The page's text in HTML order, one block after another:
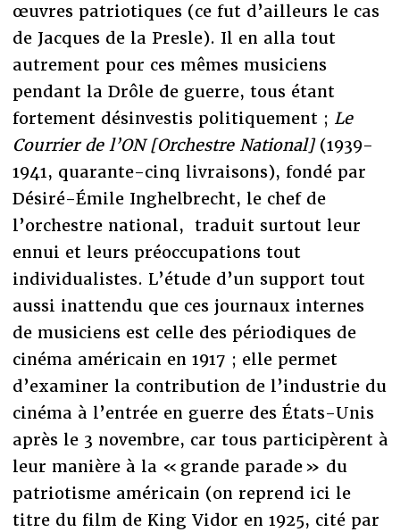
œuvres patriotiques (ce fut d’ailleurs le cas
de Jacques de la Presle). Il en alla tout
autrement pour ces mêmes musiciens
pendant la Drôle de guerre, tous étant
fortement désinvestis politiquement ; Le
Courrier de l’ON [Orchestre National](1939-
1941, quarante-cinq livraisons), fondé par
Désiré-Émile Inghelbrecht, le chef de
l’orchestre national, traduit surtout leur
ennui et leurs préoccupations tout
individualistes. L’étude d’un support tout
aussi inattendu que ces journaux internes
de musiciens est celle des périodiques de
cinéma américain en 1917 ; elle permet
d’examiner la contribution de l’industrie du
cinéma à l’entrée en guerre des États-Unis
après le 3 novembre, car tous participèrent à
leur manière à la « grande parade » du
patriotisme américain (on reprend ici le
titre du film de King Vidor en 1925, cité par